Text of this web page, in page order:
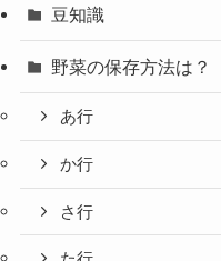
豆知識
野菜の保存方法は？
あ行
か行
さ行